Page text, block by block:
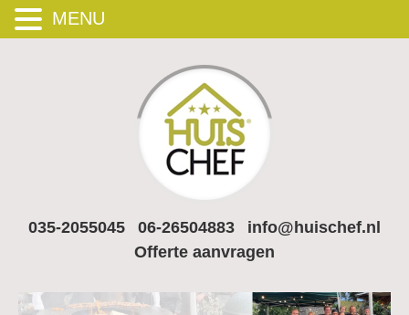
035-2055045 06-26504883
info@huischef.nl
Offerte aanvragen
MENU